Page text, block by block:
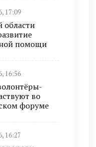
17:09
области
помощи
16:56
во
форуме
16:27